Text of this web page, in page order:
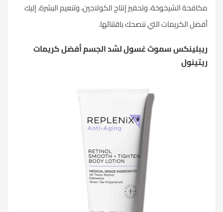
مكافحة الشيخوخة، وتحفيز إنتاج الكولاجين، وتنعيم البشرة. إليك
أفضل الكريمات التي ننصحك باقتنائها.
ريبلينكس سموث غسول لشد الجسم أفضل كريمات
ريتينول